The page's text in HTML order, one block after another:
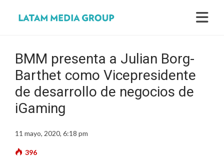
BMM presenta a Julian Borg-
Barthet como Vicepresidente
de desarrollo de negocios de
iGaming
11 mayo, 2020, 6:18 pm
396